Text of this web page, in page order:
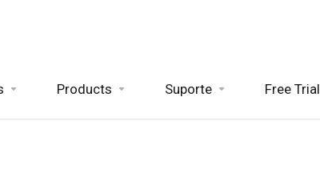
Products Suporte Free Trial